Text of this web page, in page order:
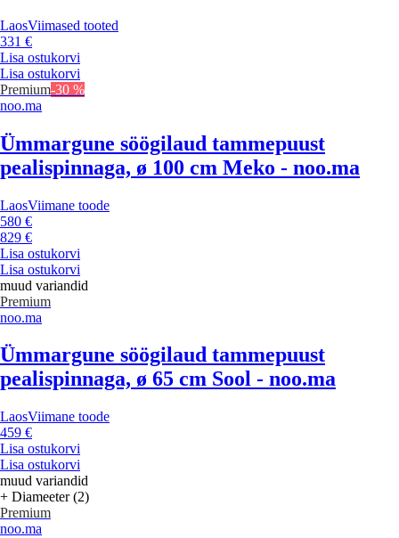
LaosViimased tooted
331 €
Lisa ostukorvi
Lisa ostukorvi
Premium-30 %
noo.ma
Ümmargune söögilaud tammepuust
pealispinnaga, ø 100 cm Meko - noo.ma
LaosViimane toode
580 €
829 €
Lisa ostukorvi
Lisa ostukorvi
muud variandid
Premium
noo.ma
Ümmargune söögilaud tammepuust
pealispinnaga, ø 65 cm Sool - noo.ma
LaosViimane toode
459 €
Lisa ostukorvi
Lisa ostukorvi
muud variandid
+ Diameeter (2)
Premium
noo.ma